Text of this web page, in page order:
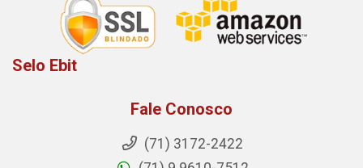
Selo Ebit
Fale Conosco
(71) 3172-2422